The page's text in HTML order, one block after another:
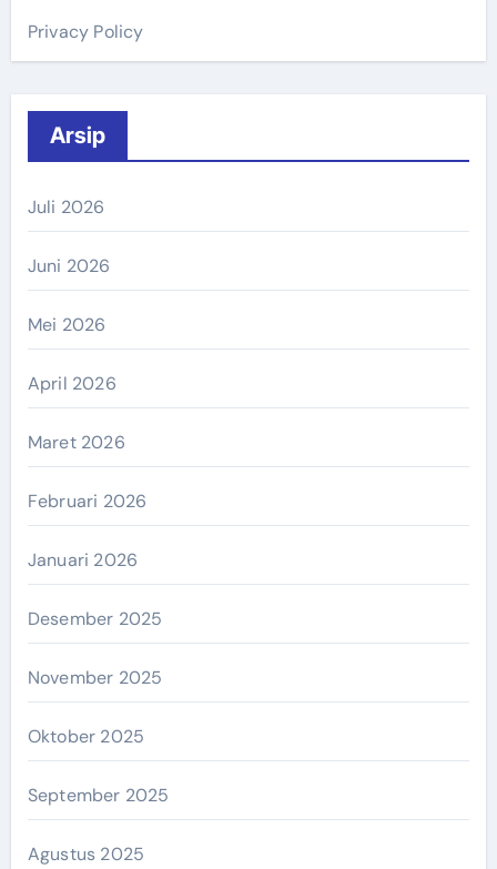
Privacy Policy
Arsip
Juli 2026
Juni 2026
Mei 2026
April 2026
Maret 2026
Februari 2026
Januari 2026
Desember 2025
November 2025
Oktober 2025
September 2025
Agustus 2025